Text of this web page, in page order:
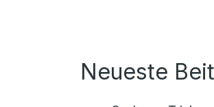
Neueste